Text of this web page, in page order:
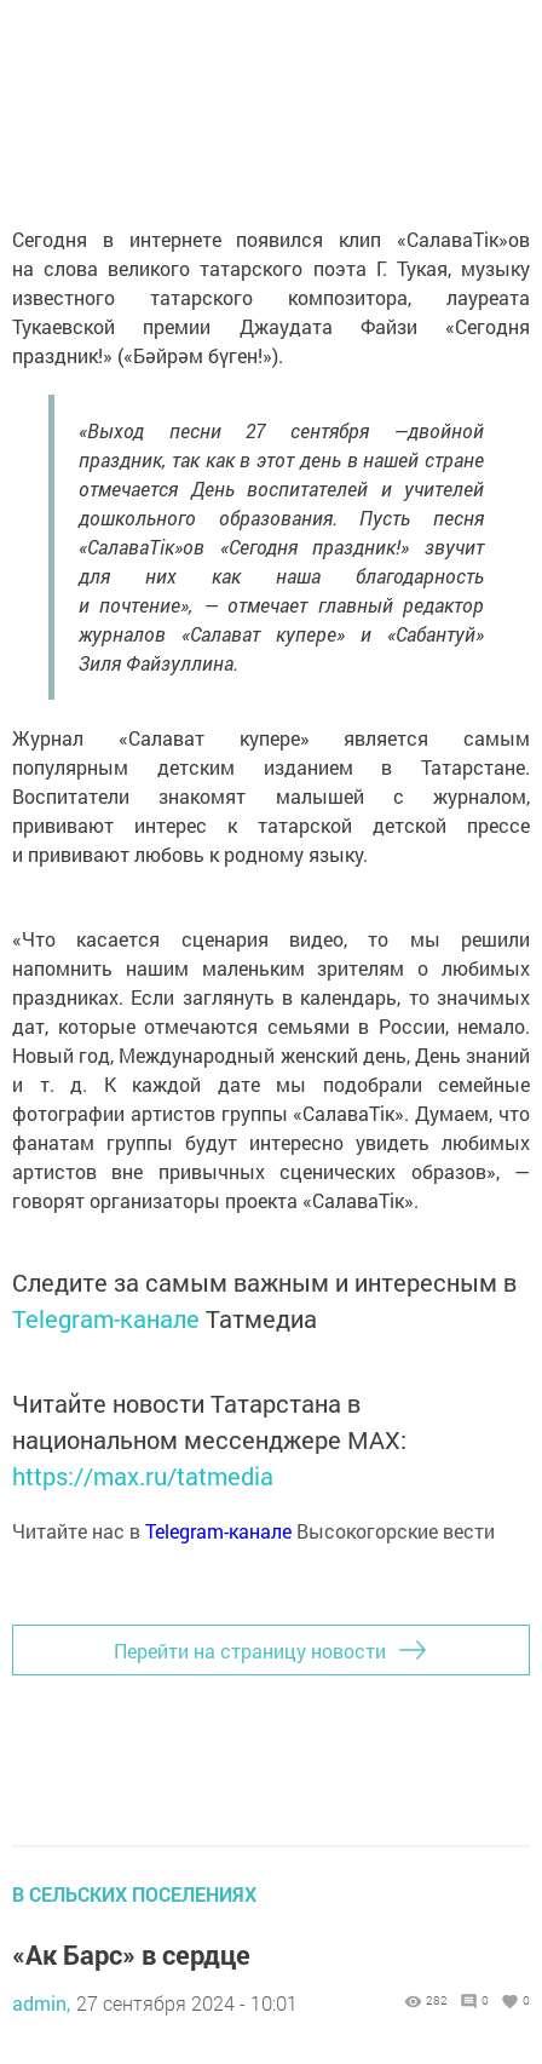
Сегодня в интернете появился клип «СалаваТік»ов
на слова великого татарского поэта Г. Тукая, музыку
известного татарского композитора, лауреата
Тукаевской премии Джаудата Файзи «Сегодня
праздник!» («Бәйрәм бүген!»).
«Выход песни 27 сентября —двойной
праздник, так как в этот день в нашей стране
отмечается День воспитателей и учителей
дошкольного образования. Пусть песня
«СалаваТік»ов «Сегодня праздник!» звучит
для них как наша благодарность
и почтение», — отмечает главный редактор
журналов «Салават купере» и «Сабантуй»
Зиля Файзуллина.
Журнал «Салават купере» является самым
популярным детским изданием в Татарстане.
Воспитатели знакомят малышей с журналом,
прививают интерес к татарской детской прессе
и прививают любовь к родному языку.
«Что касается сценария видео, то мы решили
напомнить нашим маленьким зрителям о любимых
праздниках. Если заглянуть в календарь, то значимых
дат, которые отмечаются семьями в России, немало.
Новый год, Международный женский день, День знаний
и т. д. К каждой дате мы подобрали семейные
фотографии артистов группы «СалаваТік». Думаем, что
фанатам группы будут интересно увидеть любимых
артистов вне привычных сценических образов», —
говорят организаторы проекта «СалаваТік».
Следите за самым важным и интересным в
Telegram-канале Татмедиа
Читайте новости Татарстана в
национальном мессенджере MАХ:
https://max.ru/tatmedia
Читайте нас вTelegram-канале Высокогорские вести
Перейти на страницу новости
В СЕЛЬСКИХ ПОСЕЛЕНИЯХ
«Ак Барс» в сердце
admin, 27 сентября 2024 - 10:01 282 0 0